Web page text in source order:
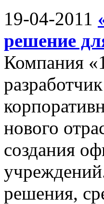
19-04-2011
решение
Компания
нового
создания
решения,